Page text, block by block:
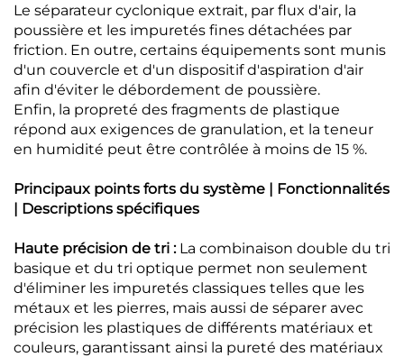
Le séparateur cyclonique extrait, par flux d'air, la
poussière et les impuretés fines détachées par
friction. En outre, certains équipements sont munis
d'un couvercle et d'un dispositif d'aspiration d'air
afin d'éviter le débordement de poussière.
Enfin, la propreté des fragments de plastique
répond aux exigences de granulation, et la teneur
en humidité peut être contrôlée à moins de 15 %.
Principaux points forts du système | Fonctionnalités
| Descriptions spécifiques
Haute précision de tri : La combinaison double du tri
basique et du tri optique permet non seulement
d'éliminer les impuretés classiques telles que les
métaux et les pierres, mais aussi de séparer avec
précision les plastiques de différents matériaux et
couleurs, garantissant ainsi la pureté des matériaux